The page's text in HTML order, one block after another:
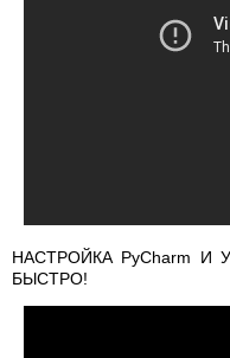
НАСТРОЙКА PyCharm И
БЫСТРО!